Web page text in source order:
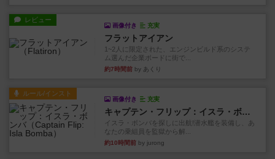
レビュー
画像付き 充実
フラットアイアン
1~2人に限定された、エンジンビルド系のシステ
ム選んだ企業ボードに街で...
約7時間前 by あくり
ルール/インスト
画像付き 充実
キャプテン・フリップ：イスラ・ボンバ
イスラ・ボンバを探しに出航!潜水艦を装備し、あ
なたの乗組員を監獄から解...
約10時間前 by jurong